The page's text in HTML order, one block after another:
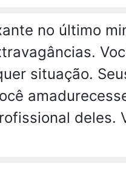
no último
situação.
deles.